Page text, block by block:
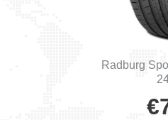
Radburg
€